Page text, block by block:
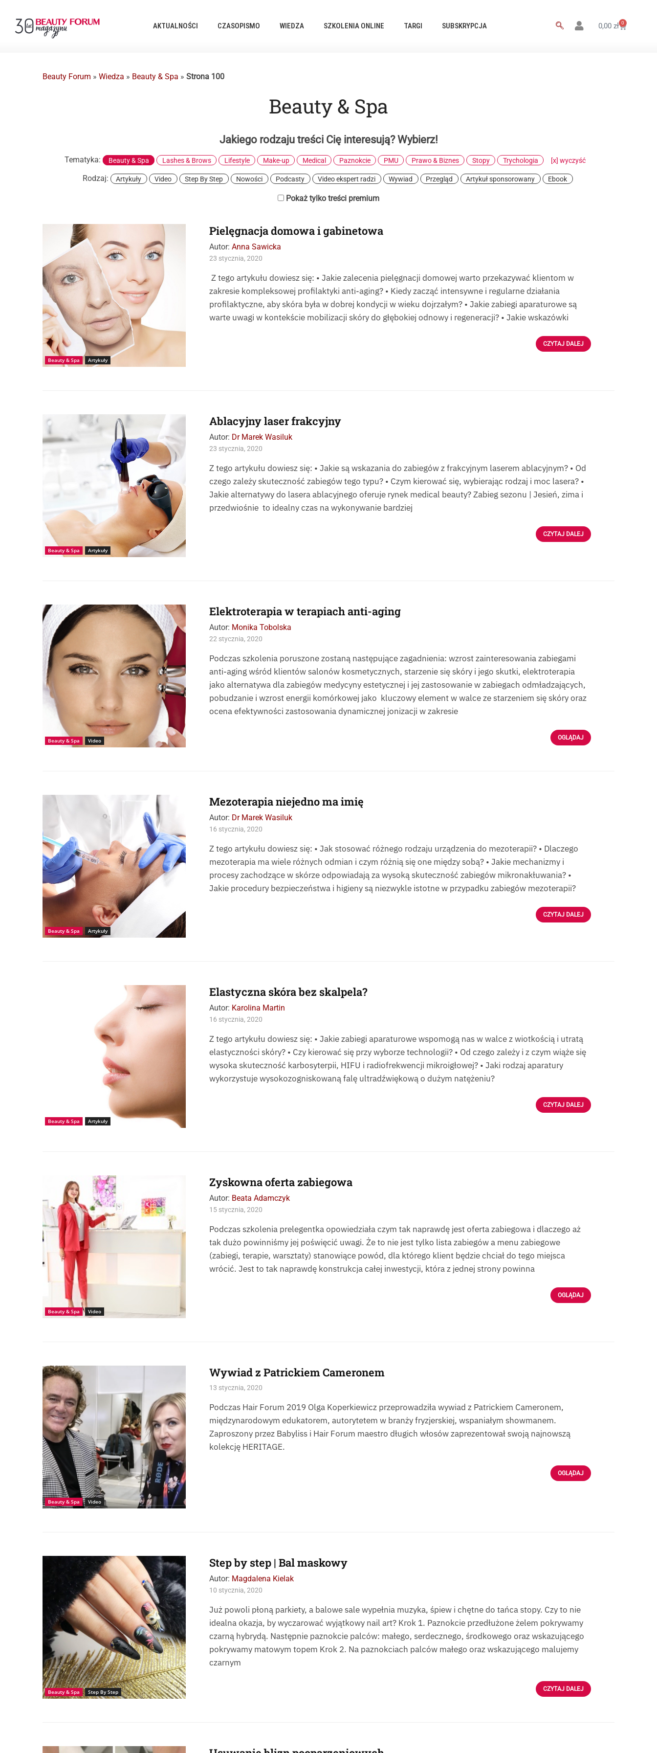
AKTUALNOŚCI CZASOPISMO WIEDZA SZKOLENIA ONLINE TARGI SUBSKRYPCJA 0,00 zł 0
Beauty Forum » Wiedza » Beauty & Spa » Strona 100
Beauty & Spa
Jakiego rodzaju treści Cię interesują? Wybierz!
Tematyka: Beauty & Spa Lashes & Brows Lifestyle Make-up Medical Paznokcie PMU Prawo & Biznes Stopy Trychologia [x] wyczyść
Rodzaj: Artykuły Video Step By Step Nowości Podcasty Video ekspert radzi Wywiad Przegląd Artykuł sponsorowany Ebook
Pokaż tylko treści premium
Przekrój twarzy kobiety
Beauty & Spa Artykuły
Pielęgnacja domowa i gabinetowa
Autor: Anna Sawicka
23 stycznia, 2020
Z tego artykułu dowiesz się: • Jakie zalecenia pielęgnacji domowej warto przekazywać klientom w
zakresie kompleksowej profilaktyki anti-aging? • Kiedy zacząć intensywne i regularne działania
profilaktyczne, aby skóra była w dobrej kondycji w wieku dojrzałym? • Jakie zabiegi aparaturowe są
warte uwagi w kontekście mobilizacji skóry do głębokiej odnowy i regeneracji? • Jakie wskazówki
CZYTAJ DALEJ
Zabieg laserowy na twarz.
Beauty & Spa Artykuły
Ablacyjny laser frakcyjny
Autor: Dr Marek Wasiluk
23 stycznia, 2020
Z tego artykułu dowiesz się: • Jakie są wskazania do zabiegów z frakcyjnym laserem ablacyjnym? • Od
czego zależy skuteczność zabiegów tego typu? • Czym kierować się, wybierając rodzaj i moc lasera? •
Jakie alternatywy do lasera ablacyjnego oferuje rynek medical beauty? Zabieg sezonu | Jesień, zima i
przedwiośnie to idealny czas na wykonywanie bardziej
CZYTAJ DALEJ
Elektroterapia
Beauty & Spa Video
Elektroterapia w terapiach anti-aging
Autor: Monika Tobolska
22 stycznia, 2020
Podczas szkolenia poruszone zostaną następujące zagadnienia: wzrost zainteresowania zabiegami
anti-aging wśród klientów salonów kosmetycznych, starzenie się skóry i jego skutki, elektroterapia
jako alternatywa dla zabiegów medycyny estetycznej i jej zastosowanie w zabiegach odmładzających,
pobudzanie i wzrost energii komórkowej jako kluczowy element w walce ze starzeniem się skóry oraz
ocena efektywności zastosowania dynamicznej jonizacji w zakresie
OGLĄDAJ
Beauty & Spa Artykuły
Mezoterapia niejedno ma imię
Autor: Dr Marek Wasiluk
16 stycznia, 2020
Z tego artykułu dowiesz się: • Jak stosować różnego rodzaju urządzenia do mezoterapii? • Dlaczego
mezoterapia ma wiele różnych odmian i czym różnią się one między sobą? • Jakie mechanizmy i
procesy zachodzące w skórze odpowiadają za wysoką skuteczność zabiegów mikronakłuwania? •
Jakie procedury bezpieczeństwa i higieny są niezwykle istotne w przypadku zabiegów mezoterapii?
CZYTAJ DALEJ
Kobieta z zamkniętymi oczami o gładkiej cerze
Beauty & Spa Artykuły
Elastyczna skóra bez skalpela?
Autor: Karolina Martin
16 stycznia, 2020
Z tego artykułu dowiesz się: • Jakie zabiegi aparaturowe wspomogą nas w walce z wiotkością i utratą
elastyczności skóry? • Czy kierować się przy wyborze technologii? • Od czego zależy i z czym wiąże się
wysoka skuteczność karbosyterpii, HIFU i radiofrekwencji mikroigłowej? • Jaki rodzaj aparatury
wykorzystuje wysokozogniskowaną falę ultradźwiękową o dużym natężeniu?
CZYTAJ DALEJ
Źródło: Photogenica-belchonock
Beauty & Spa Video
Zyskowna oferta zabiegowa
Autor: Beata Adamczyk
15 stycznia, 2020
Podczas szkolenia prelegentka opowiedziała czym tak naprawdę jest oferta zabiegowa i dlaczego aż
tak dużo powinniśmy jej poświęcić uwagi. Że to nie jest tylko lista zabiegów a menu zabiegowe
(zabiegi, terapie, warsztaty) stanowiące powód, dla którego klient będzie chciał do tego miejsca
wrócić. Jest to tak naprawdę konstrukcja całej inwestycji, która z jednej strony powinna
OGLĄDAJ
Wywiad z Patrickiem Cameronem
Beauty & Spa Video
Wywiad z Patrickiem Cameronem
13 stycznia, 2020
Podczas Hair Forum 2019 Olga Koperkiewicz przeprowadziła wywiad z Patrickiem Cameronem,
międzynarodowym edukatorem, autorytetem w branży fryzjerskiej, wspaniałym showmanem.
Zaproszony przez Babyliss i Hair Forum maestro długich włosów zaprezentował swoją najnowszą
kolekcję HERITAGE.
OGLĄDAJ
Paznokcie: Step by step | Bal maskowy
Beauty & Spa Step By Step
Step by step | Bal maskowy
Autor: Magdalena Kielak
10 stycznia, 2020
Już powoli płoną parkiety, a balowe sale wypełnia muzyka, śpiew i chętne do tańca stopy. Czy to nie
idealna okazja, by wyczarować wyjątkowy nail art? Krok 1. Paznokcie przedłużone żelem pokrywamy
czarną hybrydą. Następnie paznokcie palców: małego, serdecznego, środkowego oraz wskazującego
pokrywamy matowym topem Krok 2. Na paznokciach palców małego oraz wskazującego malujemy
czarnym
CZYTAJ DALEJ
Blizny poparzeniowe